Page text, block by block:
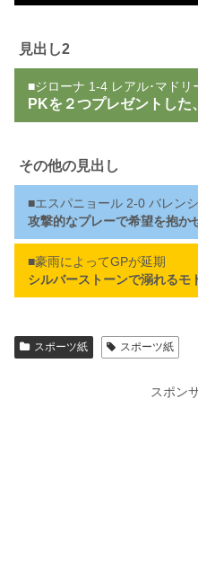
見出し2
■ジローナ 1-4 レアル･マドリ
PKを２つプレゼントし
その他の見出し
■エスパニョール 2-0 バレン
攻撃的なプレーで希望を抱か
■豪雨によってGPが延期
シルバーストーンで溺れるモ
スポーツ紙 スポーツ紙
スポン